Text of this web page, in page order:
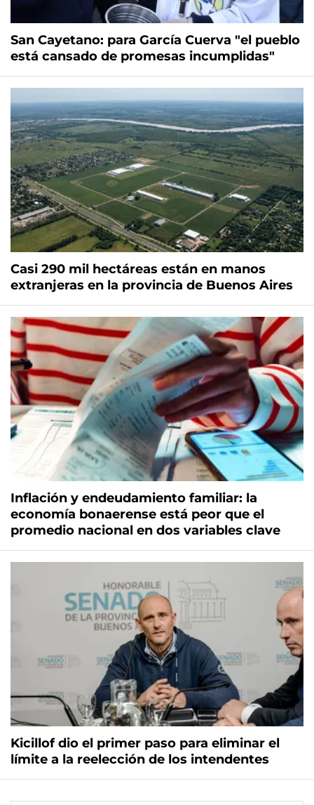
San Cayetano: para García Cuerva "el pueblo
está cansado de promesas incumplidas"
Casi 290 mil hectáreas están en manos
extranjeras en la provincia de Buenos Aires
Inflación y endeudamiento familiar: la
economía bonaerense está peor que el
promedio nacional en dos variables clave
Kicillof dio el primer paso para eliminar el
límite a la reelección de los intendentes